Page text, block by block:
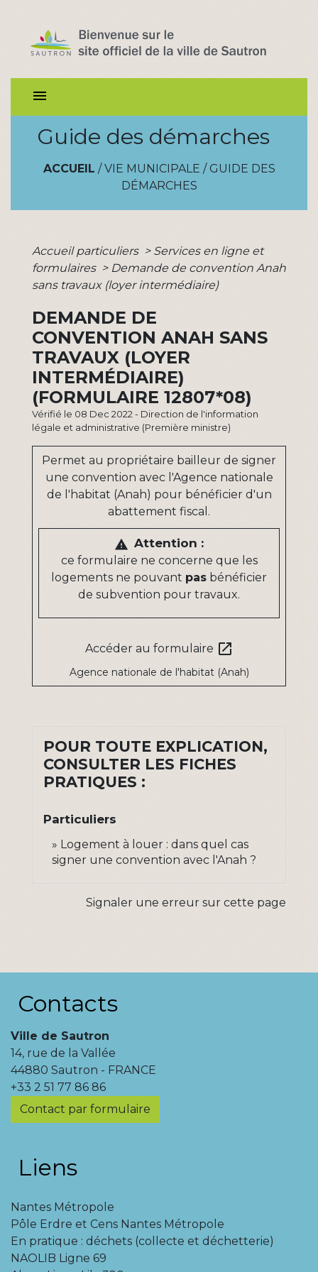
menu
Guide des démarches
ACCUEIL / VIE MUNICIPALE / GUIDE DES
DÉMARCHES
Accueil particuliers > Services en ligne et
formulaires > Demande de convention Anah
sans travaux (loyer intermédiaire)
DEMANDE DE
CONVENTION ANAH SANS
TRAVAUX (LOYER
INTERMÉDIAIRE)
(FORMULAIRE 12807*08)
Vérifié le 08 Dec 2022 - Direction de l'information
légale et administrative (Première ministre)
Permet au propriétaire bailleur de signer
une convention avec l'Agence nationale
de l'habitat (Anah) pour bénéficier d'un
abattement fiscal.
warning Attention :
ce formulaire ne concerne que les
logements ne pouvant pas bénéficier
de subvention pour travaux.
Accéder au formulaire open_in_new
Agence nationale de l'habitat (Anah)
POUR TOUTE EXPLICATION,
CONSULTER LES FICHES
PRATIQUES :
Particuliers
Logement à louer : dans quel cas
signer une convention avec l'Anah ?
Signaler une erreur sur cette page
Contacts
Ville de Sautron
14, rue de la Vallée
44880 Sautron - FRANCE
+33 2 51 77 86 86
Contact par formulaire
Liens
Nantes Métropole
Pôle Erdre et Cens Nantes Métropole
En pratique : déchets (collecte et déchetterie)
NAOLIB Ligne 69